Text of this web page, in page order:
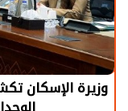
الرئيس